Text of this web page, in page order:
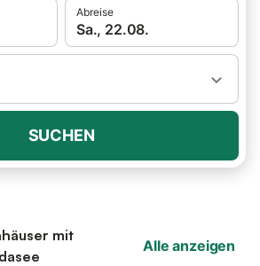
Abreise
Sa., 22.08.
SUCHEN
mit
Alle anzeigen